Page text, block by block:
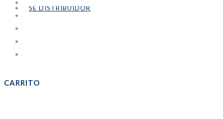
SÉ DISTRIBUIDOR
PORTAVASOS
CARRITO